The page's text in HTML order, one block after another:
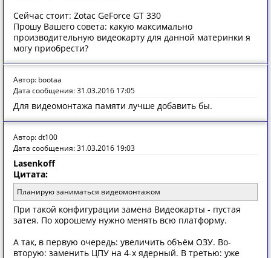
Сейчас стоит: Zotac GeForce GT 330
Прошу Вашего совета: какую максимально
производительную видеокарту для данной материнки я
могу приобрести?
Автор: bootaa
Дата сообщения: 31.03.2016 17:05
Для видеомонтажа памяти лучше добавить бы.
Автор: dt100
Дата сообщения: 31.03.2016 19:03
Lasenkoff
Цитата:
Планирую заниматься видеомонтажом
При такой конфигурации замена Видеокарты - пустая
затея. По хорошему нужно менять всю платформу.
А так, в первую очередь: увеличить объём ОЗУ. Во-
вторую: заменить ЦПУ на 4-х ядерный. В третью: уже